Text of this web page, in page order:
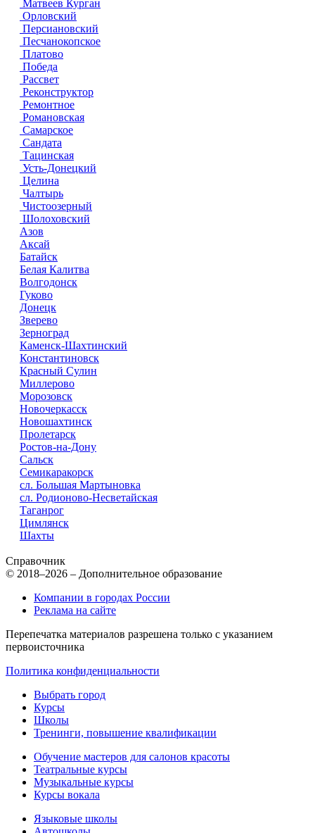
Матвеев Курган
Орловский
Персиановский
Песчанокопское
Платово
Победа
Рассвет
Реконструктор
Ремонтное
Романовская
Самарское
Сандата
Тацинская
Усть-Донецкий
Целина
Чалтырь
Чистоозерный
Шолоховский
Азов
Аксай
Батайск
Белая Калитва
Волгодонск
Гуково
Донецк
Зверево
Зерноград
Каменск-Шахтинский
Константиновск
Красный Сулин
Миллерово
Морозовск
Новочеркасск
Новошахтинск
Пролетарск
Ростов-на-Дону
Сальск
Семикаракорск
сл. Большая Мартыновка
сл. Родионово-Несветайская
Таганрог
Цимлянск
Шахты
Справочник
© 2018–2026 – Дополнительное образование
Компании в городах России
Реклама на сайте
Перепечатка материалов разрешена только с указанием
первоисточника
Политика конфиденциальности
Выбрать город
Курсы
Школы
Тренинги, повышение квалификации
Обучение мастеров для салонов красоты
Театральные курсы
Музыкальные курсы
Курсы вокала
Языковые школы